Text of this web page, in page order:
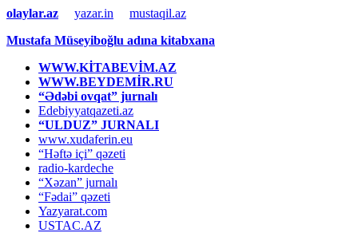
olaylar.az
yazar.in
mustaqil.az
Mustafa Müseyiboğlu adına kitabxana
WWW.KİTABEVİM.AZ
WWW.BEYDEMİR.RU
“Ədəbi ovqat” jurnalı
Edebiyyatqazeti.az
“ULDUZ” JURNALI
www.xudaferin.eu
“Həftə içi” qəzeti
radio-kardeche
“Xəzan” jurnalı
“Fədai” qəzeti
Yazyarat.com
USTAC.AZ